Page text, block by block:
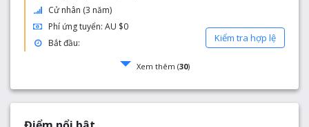
Cử nhân (3 năm)
Phí ứng tuyển: AU $0
Bắt đầu:
Kiểm tra hợp lệ
Xem thêm (30)